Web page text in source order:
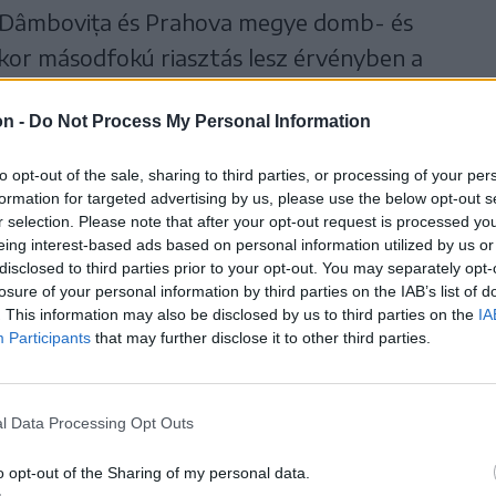
- Do Not Process My Personal Information
opt-out of the sale, sharing to third parties, or processing of your
for targeted advertising by us, please use the below opt-out
selection. Please note that after your opt-out request is processed
interest-based ads based on personal information utilized by us
to third parties prior to your opt-out. You may separately
of your personal information by third parties on the IAB’s list of
This information may also be disclosed by us to third parties on the
Participants that may further disclose it to other third parties.
Data Processing Opt Outs
opt-out of the Sharing of my personal data.
és Prahova megye domb- és
másodfokú riasztás lesz érvényben a
miatt. Az eső és havas eső nyomán a
mennyisége elérheti a
havazni fog, és friss, 30–40
A szél meghaladhatja a 100 kilométer/
elő és 50 méter alá csökkentve a